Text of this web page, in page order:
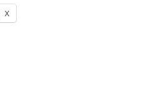
X